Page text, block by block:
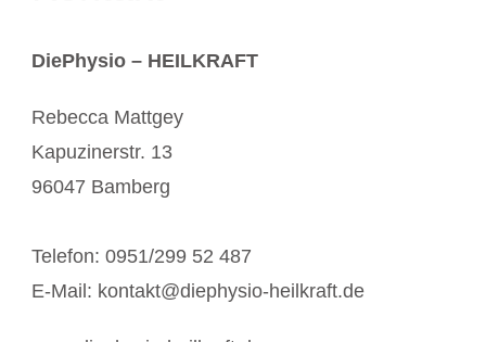
DiePhysio – HEILKRAFT
Rebecca Mattgey
Kapuzinerstr. 13
96047 Bamberg
Telefon: 0951/299 52 487
E-Mail: kontakt@diephysio-heilkraft.de